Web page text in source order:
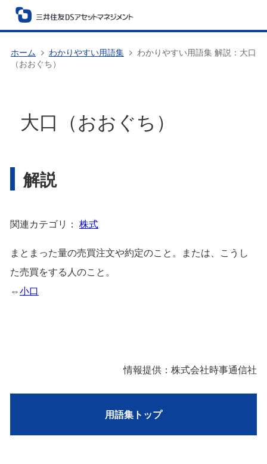
ホーム わかりやすい用語集
わかりやすい用語集 解説：大口
（おおぐち）
大口（おおぐち）
解説
関連カテゴリ： 株式
まとまった量の売買注文や約定のこと。または、こうし
た売買をする人のこと。
⇔小口
情報提供：株式会社時事通信社
用語集トップ